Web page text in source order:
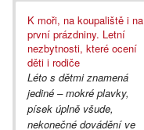
K moři, na koupaliště i na
první prázdniny. Letní
nezbytnosti, které ocení
děti i rodiče
Léto s dětmi znamená
jediné – mokré plavky,
písek úplně všude,
nekonečné dovádění ve